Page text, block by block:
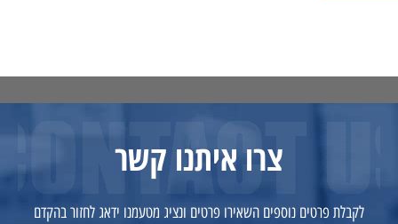
צרו איתנו קשר
לקבלת פרטים נוספים השאירו פרטים ונציג מטעמנו ידאג לחזור בהקדם